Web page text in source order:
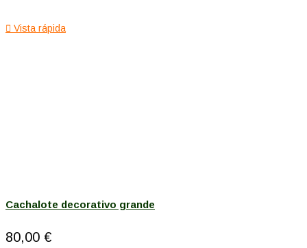
 Vista rápida
Cachalote decorativo grande
80,00 €